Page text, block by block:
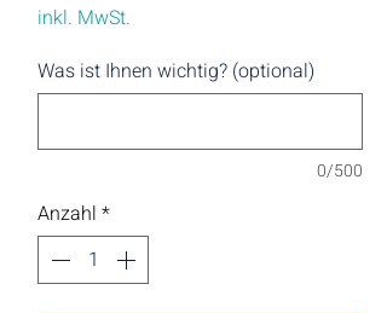
inkl. MwSt.
Was ist Ihnen wichtig? (optional)
0/500
Anzahl *